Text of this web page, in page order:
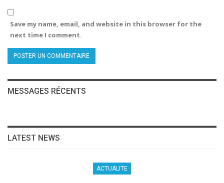
Save my name, email, and website in this browser for the
next time I comment.
MESSAGES RÉCENTS
LATEST NEWS
ACTUALITE